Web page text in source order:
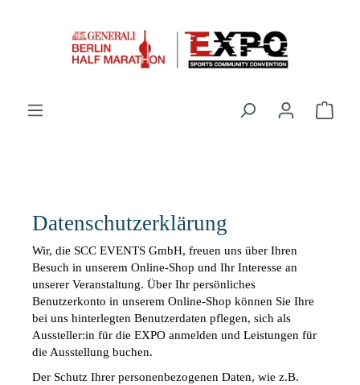
Datenschutzerklärung
Wir, die SCC EVENTS GmbH, freuen uns über Ihren
Besuch in unserem Online-Shop und Ihr Interesse an
unserer Veranstaltung. Über Ihr persönliches
Benutzerkonto in unserem Online-Shop können Sie Ihre
bei uns hinterlegten Benutzerdaten pflegen, sich als
Aussteller:in für die EXPO anmelden und Leistungen für
die Ausstellung buchen.
Der Schutz Ihrer personenbezogenen Daten, wie z.B.